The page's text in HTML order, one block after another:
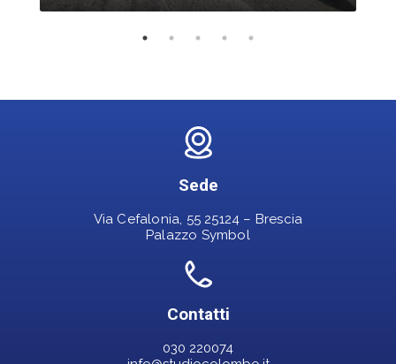
Sede
Via Cefalonia, 55 25124 – Brescia
Palazzo Symbol
Contatti
030 220074